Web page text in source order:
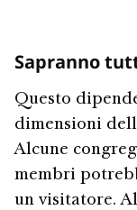
Sapranno
Questo
dimensioni
Alcune
membri
un visitatore.